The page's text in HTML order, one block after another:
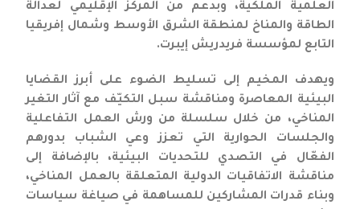
العلمية الملكية، وبدعم من المركز الإقليمي لعدالة
الطاقة والمناخ لمنطقة الشرق الأوسط وشمال إفريقيا
التابع لمؤسسة فريدريش إيبرت.
ويهدف المخيم إلى تسليط الضوء على أبرز القضايا
البيئية المعاصرة ومناقشة سبل التكيّف مع آثار التغير
المناخي، من خلال سلسلة من ورش العمل التفاعلية
والجلسات الحوارية التي تعزز وعي الشباب بدورهم
الفعّال في التصدي للتحديات البيئية، بالإضافة إلى
مناقشة الاتفاقيات الدولية المتعلقة بالعمل المناخي،
وبناء قدرات المشاركين للمساهمة في صياغة سياسات